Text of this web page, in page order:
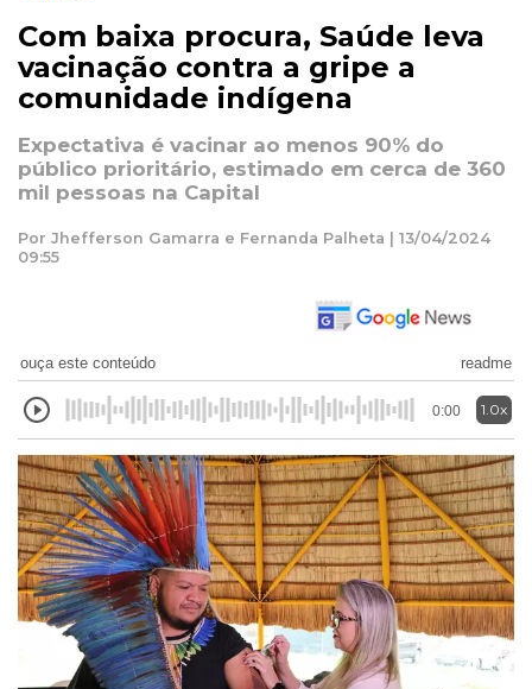
Com baixa procura, Saúde leva
vacinação contra a gripe a
comunidade indígena
Expectativa é vacinar ao menos 90% do
público prioritário, estimado em cerca de 360
mil pessoas na Capital
Por Jhefferson Gamarra e Fernanda Palheta | 13/04/2024
09:55
ouça este conteúdo readme
0:00 1.0x